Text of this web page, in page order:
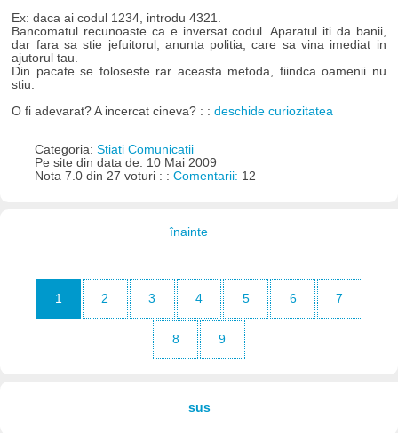
Ex: daca ai codul 1234, introdu 4321.
Bancomatul recunoaste ca e inversat codul. Aparatul iti da banii,
dar fara sa stie jefuitorul, anunta politia, care sa vina imediat in
ajutorul tau.
Din pacate se foloseste rar aceasta metoda, fiindca oamenii nu
stiu.
O fi adevarat? A incercat cineva? : :deschide curiozitatea
Categoria: Stiati Comunicatii
Pe site din data de: 10 Mai 2009
Nota 7.0 din 27 voturi : : Comentarii: 12
înainte
1 2 3 4 5 6 7
8 9
sus